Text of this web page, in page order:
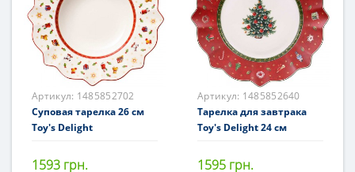
Артикул: 1485852702
Суповая тарелка 26 см
Toy's Delight
1593 грн.
Артикул: 1485852640
Тарелка для завтрака
Toy's Delight 24 см
1595 грн.